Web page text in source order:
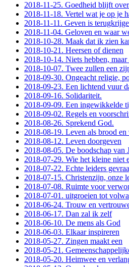
2018-11-25. Goedheid blijft
2018-11-18. Vertel wat je op je
2018-11-11. Geven is
2018-11-04. Geloven en waar
2018-10-28. Maak dat ik zien
2018-10-21. Heersen of dienen
2018-10-14. Niets hebben, maar
2018-10-07. Twee zullen een
2018-09-30. Ongeacht religie,
2018-09-23. Een lichtend vuur
2018-09-16. Solidariteit.
2018-09-09. Een ingewikkelde
2018-09-02. Regels en
2018-08-26. Sprekend God.
2018-08-19. Leven als brood
2018-08-12. Leven doorgeven
2018-08-05. De boodschap van
2018-07-29. Wie het kleine niet
2018-07-22. Echte leiders
2018-07-15. Christenzijn, onze
2018-07-08. Ruimte voor
2018-07-01. uitgroeien tot
2018-06-24. Trouw en
2018-06-17. Dan zal ik zelf
2018-06-10. De mens als God
2018-06-03. Elkaar inspireren
2018-05-27. Zingen maakt een
2018-05-21.
2018-05-20. Heimwee en